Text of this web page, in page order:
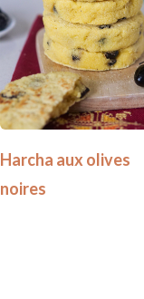
Harcha aux olives
noires